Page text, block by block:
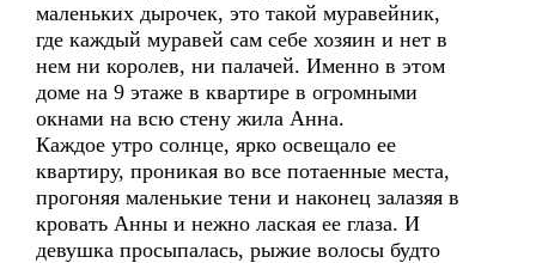
маленьких дырочек, это такой муравейник,
где каждый муравей сам себе хозяин и нет в
нем ни королев, ни палачей. Именно в этом
доме на 9 этаже в квартире в огромными
окнами на всю стену жила Анна.
Каждое утро солнце, ярко освещало ее
квартиру, проникая во все потаенные места,
прогоняя маленькие тени и наконец залазяя в
кровать Анны и нежно лаская ее глаза. И
девушка просыпалась, рыжие волосы будто